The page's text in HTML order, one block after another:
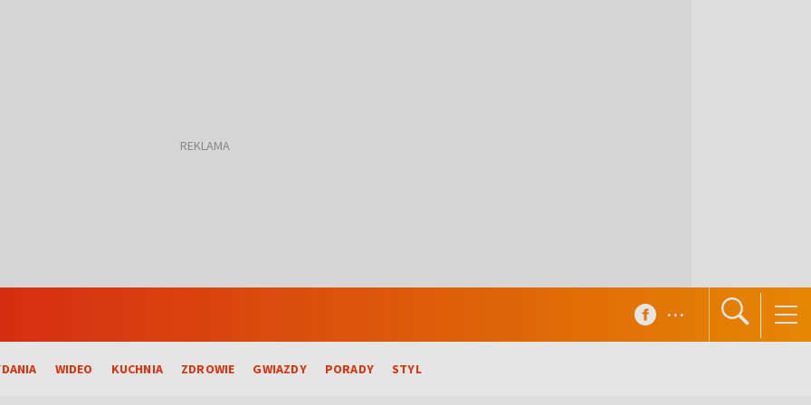
WIDEO KUCHNIA ZDROWIE GWIAZDY PORADY STYL
...